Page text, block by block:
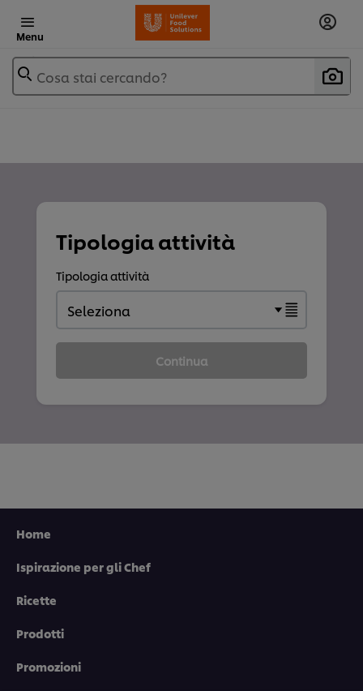
Menu
Cosa stai cercando?
Tipologia attività
Tipologia attività
Continua
Home
Ispirazione per gli Chef
Ricette
Prodotti
Promozionisalvare la tua "shopping basket" online) e – previo